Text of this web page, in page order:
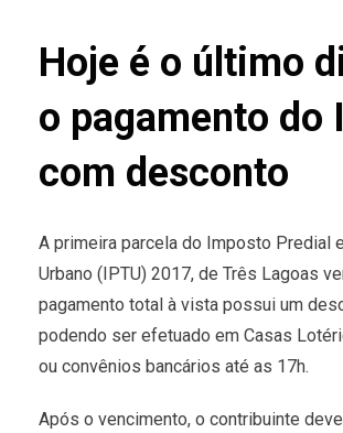
Hoje é o último
o pagamento do
com desconto
A primeira parcela do Imposto Predial
Urbano (IPTU) 2017, de Três Lagoas
pagamento total à vista possui um
podendo ser efetuado em Casas
ou convênios bancários até as 17h.
Após o vencimento, o contribuinte